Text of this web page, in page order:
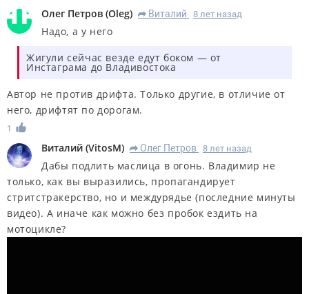
Олег Петров (Oleg) R Виталий 8 лет назад
Надо, а у него
Жигули сейчас везде едут боком — от
Инстаграма до Владивостока
Автор не против дрифта. Только другие, в отличие от
него, дрифтят по дорогам.
1
Виталий (VitosM) R Олег Петров 8 лет назад
Дабы подлить маслица в огонь. Владимир не
только, как вы выразились, пропагандирует
стритстракерство, но и междурядье (последние минуты
видео). А иначе как можно без пробок ездить на
мотоцикле?